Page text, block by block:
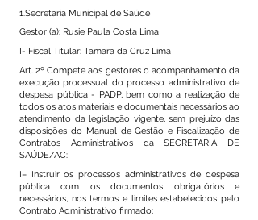
1.Secretaria Municipal de Saúde
Gestor (a): Rusie Paula Costa Lima
I- Fiscal Titular: Tamara da Cruz Lima
Art. 2º Compete aos gestores o acompanhamento da
execução processual do processo administrativo de
despesa pública - PADP, bem como a realização de
todos os atos materiais e documentais necessários ao
atendimento da legislação vigente, sem prejuízo das
disposições do Manual de Gestão e Fiscalização de
Contratos Administrativos da SECRETARIA DE
SAÚDE/AC:
I– Instruir os processos administrativos de despesa
pública com os documentos obrigatórios e
necessários, nos termos e limites estabelecidos pelo
Contrato Administrativo firmado;